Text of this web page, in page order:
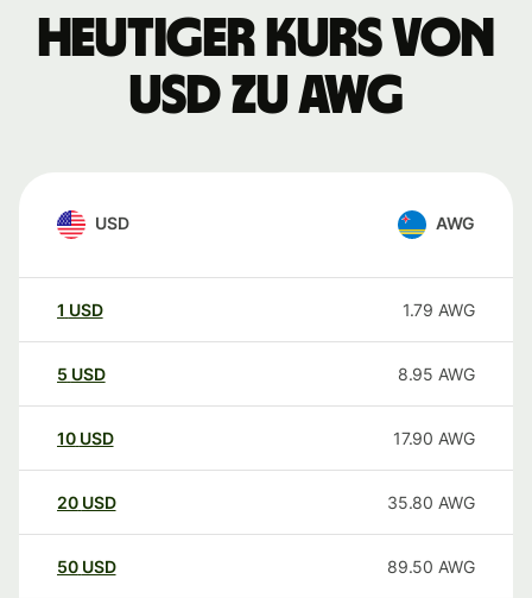
Heutiger Kurs von
USD zu AWG
USD AWG
1 USD 1.79 AWG
5 USD 8.95 AWG
10 USD 17.90 AWG
20 USD 35.80 AWG
50 USD 89.50 AWG